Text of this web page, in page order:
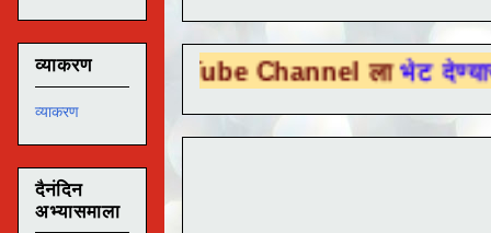
Tube Channel लाभेट देण्यासाठी येथे
व्याकरण
व्याकरण
दैनंदिन
अभ्यासमाला